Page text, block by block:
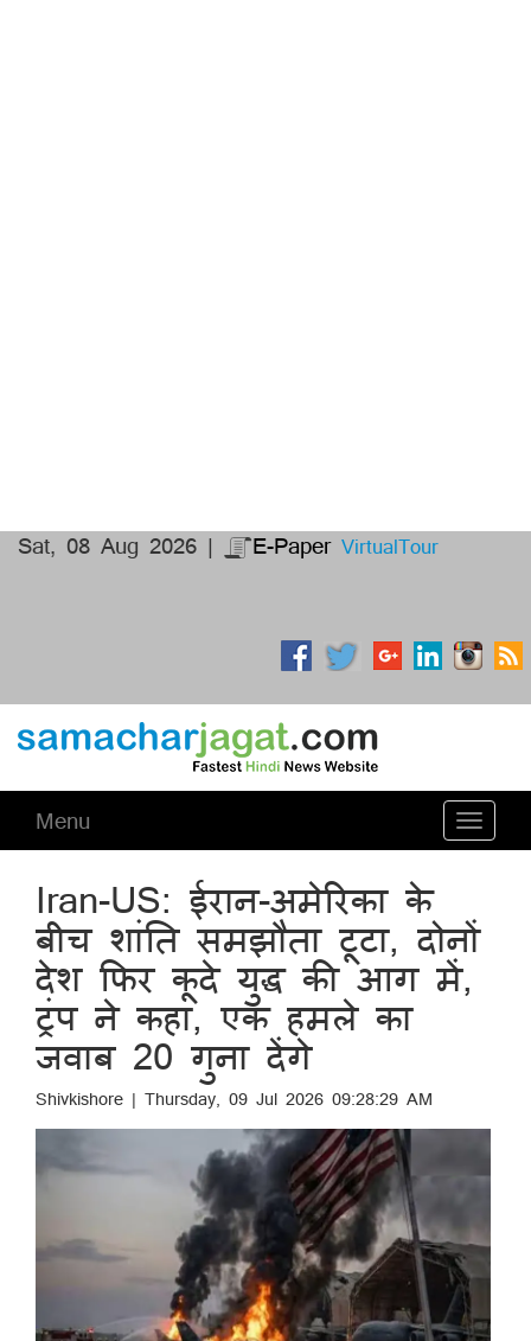
Sat, 08 Aug 2026 | E-Paper VirtualTour
Toggle
Menu
Iran-US: ईरान-अमेरिका के
बीच शांति समझौता टूटा, दोनों
देश फिर कूदे युद्ध की आग में,
ट्रंप ने कहा, एक हमले का
जवाब 20 गुना देंगे
Shivkishore | Thursday, 09 Jul 2026 09:28:29 AM